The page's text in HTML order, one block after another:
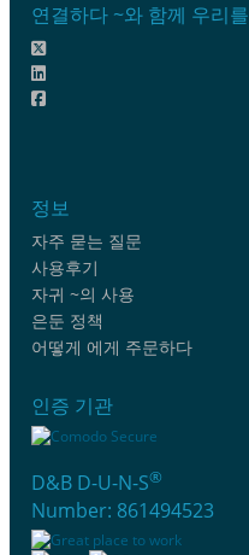
연결하다 ~와 함께 우리를
정보
자주 묻는 질문
사용후기
자귀 ~의 사용
은둔 정책
어떻게 에게 주문하다
인증 기관
D&B D-U-N-S®
Number: 861494523